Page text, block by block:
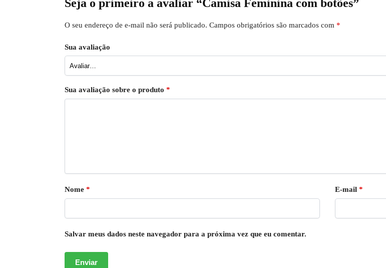
Seja o primeiro a avaliar “Camisa Feminina com botões”
O seu endereço de e-mail não será publicado. Campos obrigatórios são marcados com *
Sua avaliação
Sua avaliação sobre o produto *
Nome * E-mail *
Salvar meus dados neste navegador para a próxima vez que eu comentar.